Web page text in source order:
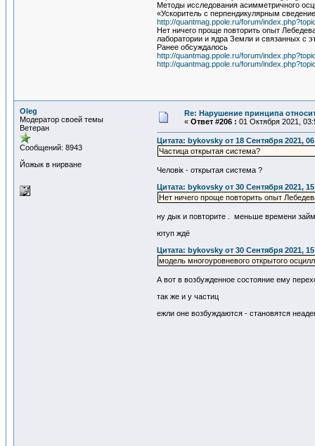
Методы исследования асимметричного
«Ускоритель с перпендикулярным
http://quantmag.ppole.ru/forum/
Нет ничего проще повторить опыт
лаборатории и ядра Земли и связанных с
Ранее обсуждалось
http://quantmag.ppole.ru/forum/
http://quantmag.ppole.ru/forum/
Oleg
Модератор своей темы
Ветеран
Сообщений: 8943
Йожык в нирване
Re: Нарушение принципа
« Ответ #206 : 01 Октября 2021,
Цитата: bykovsky от 18 Сентября 2021,
Частица открытая система?
Человiк - открытая система ?
Цитата: bykovsky от 30 Сентября 2021,
Нет ничего проще повторить опыт
ну дык и повторите . меньше времени
ютуп ждё
Цитата: bykovsky от 30 Сентября 2021,
модель многоуровневого открытого
А вот в возбужденное состояние ему
так же и у частиц
ежли оне возбуждаются - становятся